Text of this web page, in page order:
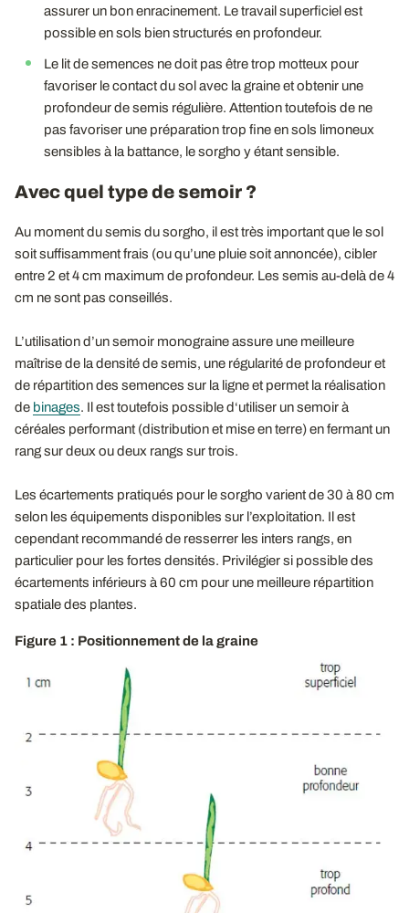
assurer un bon enracinement. Le travail superficiel est
possible en sols bien structurés en profondeur.
Le lit de semences ne doit pas être trop motteux pour
favoriser le contact du sol avec la graine et obtenir une
profondeur de semis régulière. Attention toutefois de ne
pas favoriser une préparation trop fine en sols limoneux
sensibles à la battance, le sorgho y étant sensible.
Avec quel type de semoir ?
Au moment du semis du sorgho, il est très important que le sol
soit suffisamment frais (ou qu’une pluie soit annoncée), cibler
entre 2 et 4 cm maximum de profondeur. Les semis au-delà de 4
cm ne sont pas conseillés.
L’utilisation d’un semoir monograine assure une meilleure
maîtrise de la densité de semis, une régularité de profondeur et
de répartition des semences sur la ligne et permet la réalisation
de binages. Il est toutefois possible d‘utiliser un semoir à
céréales performant (distribution et mise en terre) en fermant un
rang sur deux ou deux rangs sur trois.
Les écartements pratiqués pour le sorgho varient de 30 à 80 cm
selon les équipements disponibles sur l’exploitation. Il est
cependant recommandé de resserrer les inters rangs, en
particulier pour les fortes densités. Privilégier si possible des
écartements inférieurs à 60 cm pour une meilleure répartition
spatiale des plantes.
Figure 1 : Positionnement de la graine